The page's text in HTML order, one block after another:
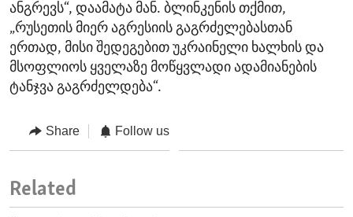
ანგრევს“, დაამატა მან. ბლინკენის თქმით,
„რუსეთის მიერ აგრესიის გაგრძელებასთან
ერთად, მისი შედეგებით უკრაინელი ხალხის და
მსოფლიოს ყველაზე მოწყვლადი ადამიანების
ტანჯვა გაგრძელდება“.
Share Follow us
Related